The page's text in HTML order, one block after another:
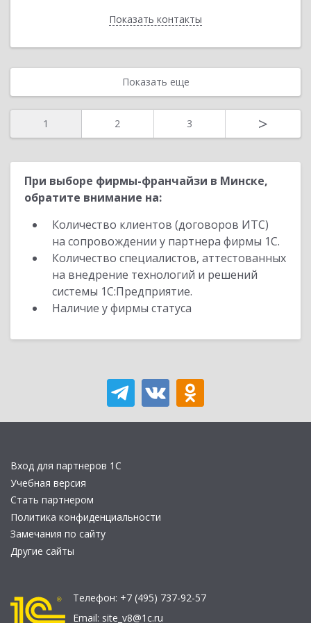
Показать контакты
Назад
Показать еще
1 2 3 >
При выборе фирмы-франчайзи в Минске,
обратите внимание на:
Количество клиентов (договоров ИТС)
на сопровождении у партнера фирмы 1С.
Количество специалистов, аттестованных
на внедрение технологий и решений
системы 1С:Предприятие.
Наличие у фирмы статуса
Вход для партнеров 1С
Учебная версия
Стать партнером
Политика конфиденциальности
Замечания по сайту
Другие сайты
Телефон: +7 (495) 737-92-57
Email: site_v8@1c.ru